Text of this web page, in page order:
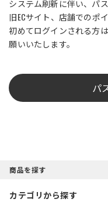
システム刷新に伴い、パ
旧ECサイト、店舗でのポ
初めてログインされる方
願いいたします。
パ
商品を探す
カテゴリから探す